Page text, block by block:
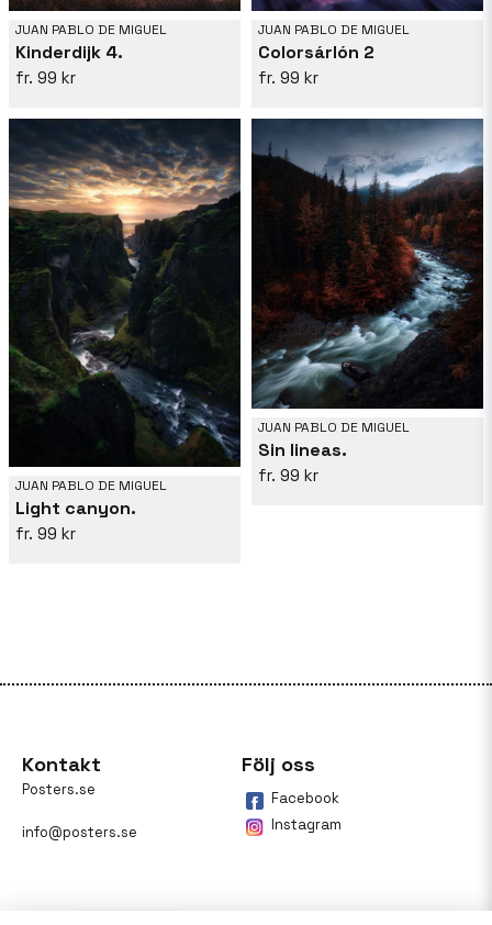
JUAN PABLO DE MIGUEL
Kinderdijk 4.
99 kr
JUAN PABLO DE MIGUEL
Colorsárlón 2
99 kr
JUAN PABLO DE MIGUEL
Light canyon.
99 kr
JUAN PABLO DE MIGUEL
Sin lineas.
99 kr
Kontakt
Posters.se
info@posters.se
Följ oss
Facebook
Instagram